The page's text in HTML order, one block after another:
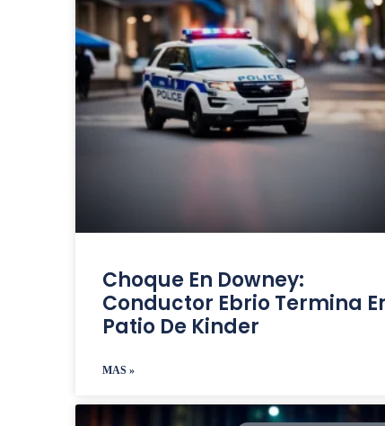
Choque En Downey:
Conductor Ebrio Termina
Patio De Kinder
MAS »